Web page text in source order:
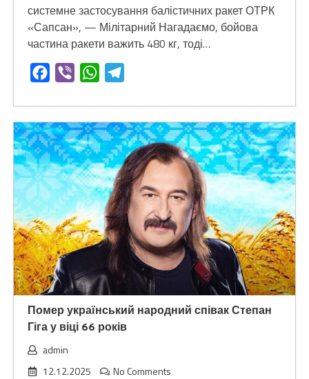
системне застосування балістичних ракет ОТРК
«Сапсан», — Мілітарний Нагадаємо, бойова
частина ракети важить 480 кг, тоді…
Facebook
Viber WhatsApp
Помер український народний співак Степан
Гіга у віці 66 років
admin
12.12.2025
No Comments